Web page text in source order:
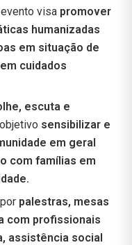
visa promover
humanizadas
em situação de
cuidados
escuta e
sensibilizar e
em geral
com famílias em
palestras, mesas
com profissionais
assistência social